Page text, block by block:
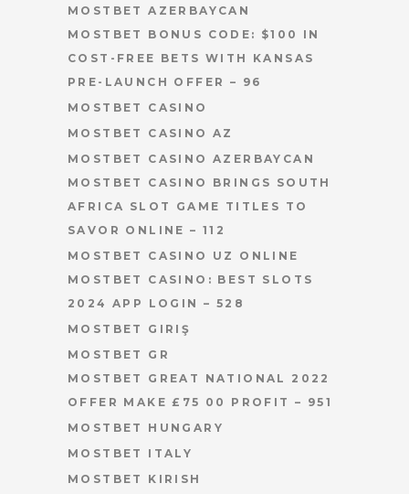
MOSTBET AZERBAYCAN
MOSTBET BONUS CODE: $100 IN
COST-FREE BETS WITH KANSAS
PRE-LAUNCH OFFER – 96
MOSTBET CASINO
MOSTBET CASINO AZ
MOSTBET CASINO AZERBAYCAN
MOSTBET CASINO BRINGS SOUTH
AFRICA SLOT GAME TITLES TO
SAVOR ONLINE – 112
MOSTBET CASINO UZ ONLINE
MOSTBET CASINO: BEST SLOTS
2024 APP LOGIN – 528
MOSTBET GIRIŞ
MOSTBET GR
MOSTBET GREAT NATIONAL 2022
OFFER MAKE £75 00 PROFIT – 951
MOSTBET HUNGARY
MOSTBET ITALY
MOSTBET KIRISH